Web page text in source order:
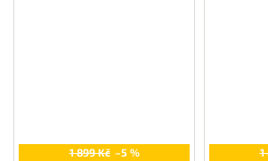
1 899 Kč –5 % 1